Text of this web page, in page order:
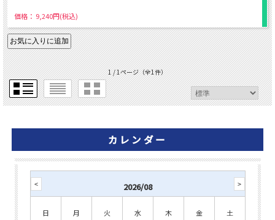
価格： 9,240円(税込)
1 / 1ページ（全1件）
カレンダー